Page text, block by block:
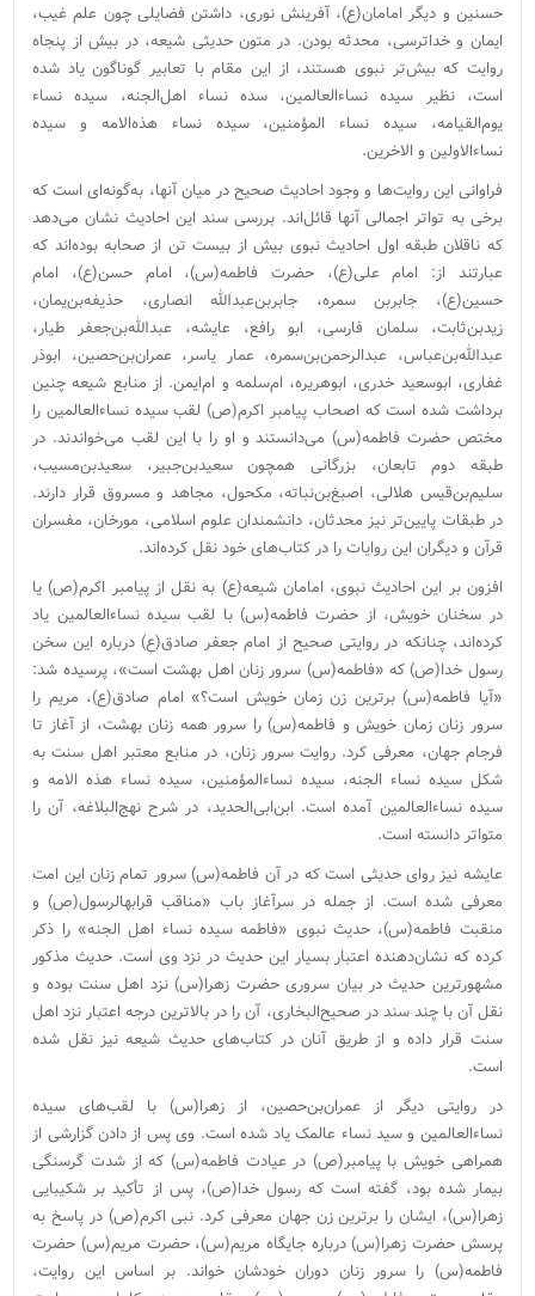
حسنین و دیگر امامان(ع)، آفرینش نوری، داشتن فضایلی چون علم غیب،
ایمان و خداترسی، محدثه بودن. در متون حدیثی شیعه، در بیش از پنجاه
روایت که بیش‌تر نبوی هستند، از این مقام با تعابیر گوناگون یاد شده
است، نظیر سیده نساءالعالمین، سده نساء اهل‌الجنه، سیده نساء
یوم‌القیامه، سیده نساء المؤمنین، سیده نساء هذه‌الامه و سیده
نساء‌الاولین و الاخرین.
فراوانی این روایت‌ها و وجود احادیث صحیح در میان آنها، به‌گونه‌ای است که
برخی به تواتر اجمالی آنها قائل‌اند. بررسی سند این احادیث نشان می‌دهد
که ناقلان طبقه اول احادیث نبوی بیش از بیست تن از صحابه بوده‌اند که
عبارتند از: امام علی(ع)، حضرت فاطمه(س)، امام حسن(ع)،‌ امام
حسین(ع)، جابربن سمره، جابربن‌عبدالله انصاری، حذیفه‌بن‌یمان،‌
زیدبن‌ثابت، سلمان فارسی، ابو رافع، عایشه، عبدالله‌بن‌جعفر طیار،
عبدالله‌بن‌عباس، عبدالرحمن‌بن‌سمره، عمار یاسر، عمران‌بن‌حصین، ابوذر
غفاری، ابوسعید خدری، ابوهریره،‌ ام‌سلمه و ام‌ایمن. از منابع شیعه چنین
برداشت شده است که اصحاب پیامبر اکرم(ص) لقب سیده نساء‌العالمین را
مختص حضرت فاطمه(س) می‌دانستند و او را با این لقب می‌خواندند. در
طبقه دوم تابعان، بزرگانی همچون سعیدبن‌جبیر، سعیدبن‌مسیب،
سلیم‌بن‌قیس هلالی، اصبغ‌بن‌نباته، مکحول، مجاهد و مسروق قرار دارند.
در طبقات پایین‌تر نیز محدثان، دانشمندان علوم اسلامی، مورخان، مفسران
قرآن و دیگران این روایات را در کتاب‌های خود نقل کرده‌اند.
افزون بر این احادیث نبوی، امامان شیعه(ع) به نقل از پیامبر اکرم(ص) یا
در سخنان خویش، از حضرت فاطمه(س) با لقب سیده نساء‌العالمین یاد
کرده‌اند، چنانکه در روایتی صحیح از امام جعفر صادق(ع) درباره این سخن
رسول خدا(ص) که «فاطمه(س) سرور زنان اهل بهشت است»، پرسیده شد:
«آیا فاطمه(س) برترین زن زمان خویش است؟» امام صادق(ع)، مریم را
سرور زنان زمان خویش و فاطمه(س) را سرور همه زنان بهشت، از آغاز تا
فرجام جهان، معرفی کرد. روایت سرور زنان، در منابع معتبر اهل سنت به
شکل سیده نساء الجنه، سیده نساءالمؤمنین، سیده نساء هذه‌ الامه و
سیده نساءالعالمین آمده است. ابن‌ابی‌الحدید، در شرح نهج‌البلاغه، آن را
متواتر دانسته است.
عایشه نیز روای حدیثی است که در آن فاطمه(س) سرور تمام زنان این امت
معرفی شده است. از جمله در سرآغاز باب «مناقب قرابهالرسول(ص) و
منقبت فاطمه(س)، حدیث نبوی «فاطمه سیده نساء اهل الجنه» را ذکر
کرده که نشان‌دهنده اعتبار بسیار این حدیث در نزد وی است. حدیث مذکور
مشهورترین حدیث در بیان سروری حضرت زهرا(س) نزد اهل سنت بوده و
نقل آن با چند سند در صحیح‌البخاری، آن را در بالاترین درجه اعتبار نزد اهل
سنت قرار داده و از طریق آنان در کتاب‌های حدیث شیعه نیز نقل شده
است.
در روایتی دیگر از عمران‌بن‌حصین، از زهرا(س) با لقب‌های سیده
نساءالعالمین و سید نساء عالمک یاد شده است. وی پس از دادن گزارشی از
همراهی خویش با پیامبر(ص) در عیادت فاطمه(س) که از شدت گرسنگی
بیمار شده بود، گفته است که رسول خدا(ص)، پس از تأکید بر شکیبایی
زهرا(س)،‌ ایشان را برترین زن جهان معرفی کرد. نبی اکرم(ص) در پاسخ به
پرسش حضرت زهرا(س) درباره جایگاه مریم(س)، حضرت مریم(س) حضرت
فاطمه(س) را سرور زنان دوران خودشان خواند. بر اساس این روایت،